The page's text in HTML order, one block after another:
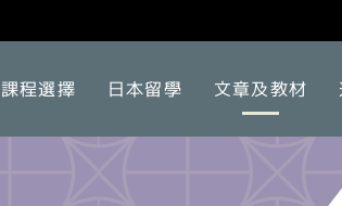
課程選擇 日本留學 文章及教材